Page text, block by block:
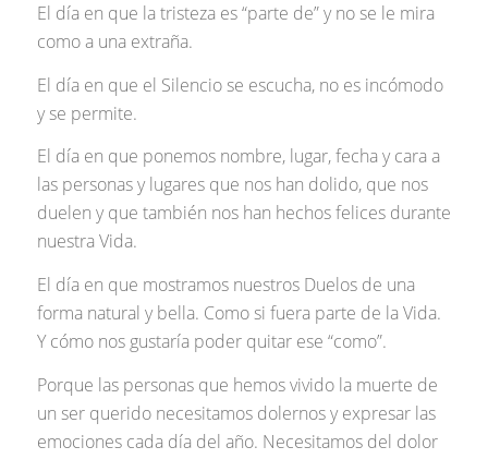
El día en que la tristeza es “parte de” y no se le mira
como a una extraña.
El día en que el Silencio se escucha, no es incómodo
y se permite.
El día en que ponemos nombre, lugar, fecha y cara a
las personas y lugares que nos han dolido, que nos
duelen y que también nos han hechos felices durante
nuestra Vida.
El día en que mostramos nuestros Duelos de una
forma natural y bella. Como si fuera parte de la Vida.
Y cómo nos gustaría poder quitar ese “como”.
Porque las personas que hemos vivido la muerte de
un ser querido necesitamos dolernos y expresar las
emociones cada día del año. Necesitamos del dolor